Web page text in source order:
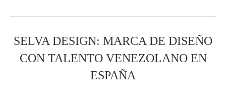
SELVA DESIGN: MARCA DE DISEÑO
CON TALENTO VENEZOLANO EN
ESPAÑA